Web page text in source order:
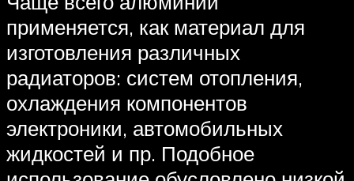
применяется, как материал для
изготовления различных
радиаторов: систем отопления,
охлаждения компонентов
электроники, автомобильных
жидкостей и пр. Подобное